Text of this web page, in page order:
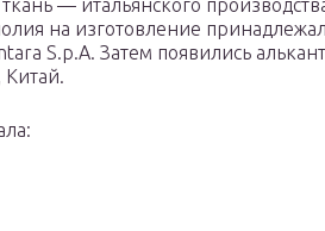
— итальянского
на изготовление
S.p.A. Затем появились
Китай.